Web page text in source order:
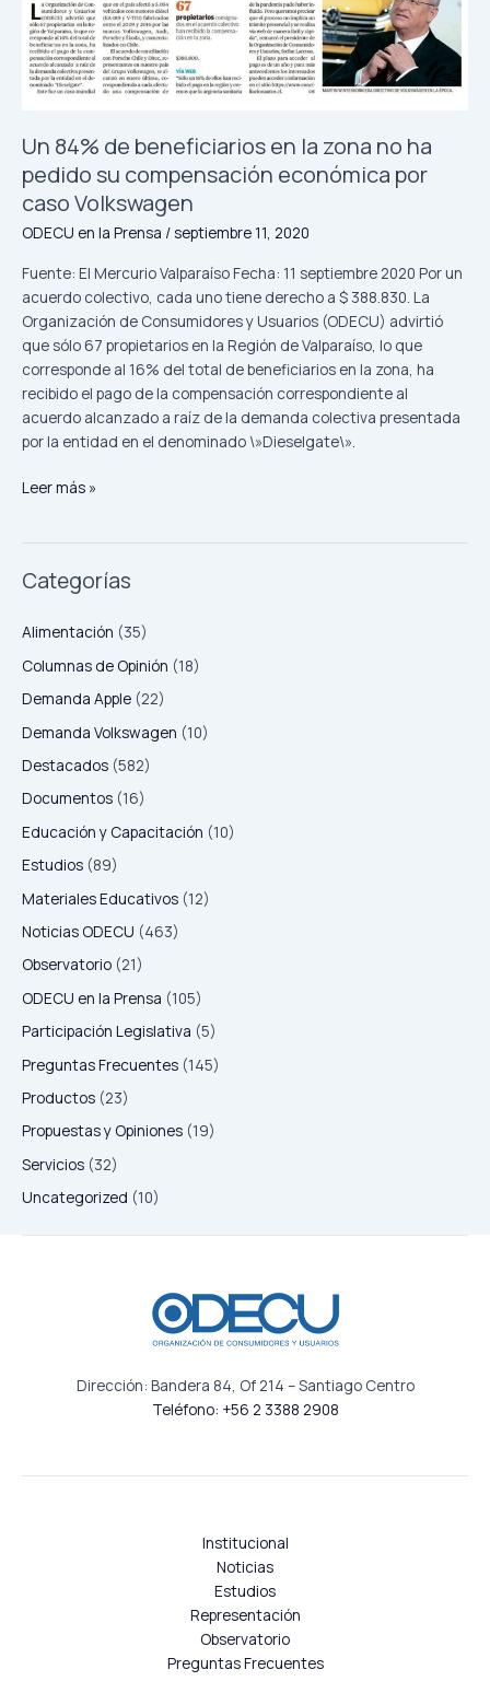
Categorías
Alimentación (35)
Columnas de Opinión (18)
Demanda Apple (22)
Demanda Volkswagen (10)
Destacados (582)
Documentos (16)
Educación y Capacitación (10)
Estudios (89)
Materiales Educativos (12)
Noticias ODECU (463)
Observatorio (21)
ODECU en la Prensa (105)
Participación Legislativa (5)
Preguntas Frecuentes (145)
Productos (23)
Propuestas y Opiniones (19)
Servicios (32)
Uncategorized (10)
Un 84% de beneficiarios en la zona no ha
pedido su compensación económica por
caso Volkswagen
ODECU en la Prensa / septiembre 11, 2020
Fuente: El Mercurio Valparaíso Fecha: 11 septiembre 2020 Por un
acuerdo colectivo, cada uno tiene derecho a $ 388.830. La
Organización de Consumidores y Usuarios (ODECU) advirtió
que sólo 67 propietarios en la Región de Valparaíso, lo que
corresponde al 16% del total de beneficiarios en la zona, ha
recibido el pago de la compensación correspondiente al
acuerdo alcanzado a raíz de la demanda colectiva presentada
por la entidad en el denominado \»Dieselgate\».
beneficiarios
en
la
zona
ha
pedido
su
compensación
económica
por
caso
Volkswagen
Leer más »
Dirección: Bandera 84, Of 214 – Santiago Centro
Teléfono: +56 2 3388 2908
Institucional
Noticias
Estudios
Representación
Observatorio
Preguntas Frecuentes